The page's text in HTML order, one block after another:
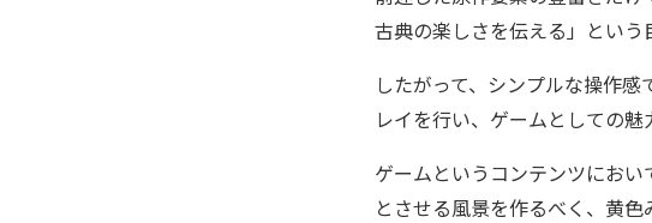
古典の楽しさを伝える」という
したがって、シンプルな操作
レイを行い、ゲームとしての魅
ゲームというコンテンツにお
とさせる風景を作るべく、黄色